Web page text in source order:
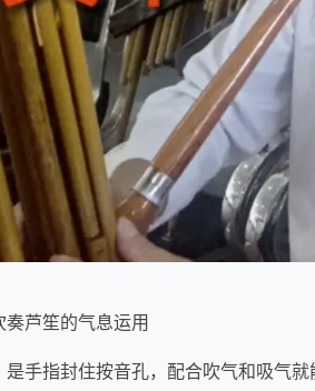
奏芦笙的气息运用
是手指封住按音孔，配合吹气和吸气